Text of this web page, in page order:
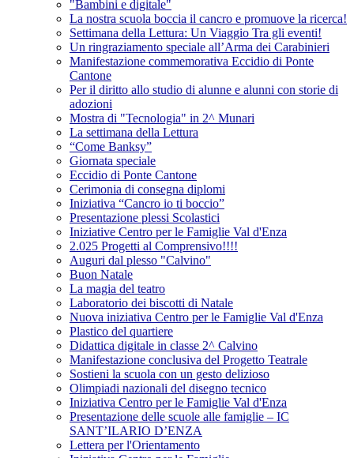
"Bambini e digitale"
La nostra scuola boccia il cancro e promuove la ricerca!
Settimana della Lettura: Un Viaggio Tra gli eventi!
Un ringraziamento speciale all’Arma dei Carabinieri
Manifestazione commemorativa Eccidio di Ponte
Cantone
Per il diritto allo studio di alunne e alunni con storie di
adozioni
Mostra di "Tecnologia" in 2^ Munari
La settimana della Lettura
“Come Banksy”
Giornata speciale
Eccidio di Ponte Cantone
Cerimonia di consegna diplomi
Iniziativa “Cancro io ti boccio”
Presentazione plessi Scolastici
Iniziative Centro per le Famiglie Val d'Enza
2.025 Progetti al Comprensivo!!!!
Auguri dal plesso "Calvino"
Buon Natale
La magia del teatro
Laboratorio dei biscotti di Natale
Nuova iniziativa Centro per le Famiglie Val d'Enza
Plastico del quartiere
Didattica digitale in classe 2^ Calvino
Manifestazione conclusiva del Progetto Teatrale
Sostieni la scuola con un gesto delizioso
Olimpiadi nazionali del disegno tecnico
Iniziativa Centro per le Famiglie Val d'Enza
Presentazione delle scuole alle famiglie – IC
SANT’ILARIO D’ENZA
Lettera per l'Orientamento